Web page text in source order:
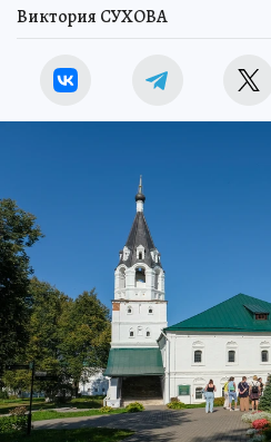
Виктория СУХОВА